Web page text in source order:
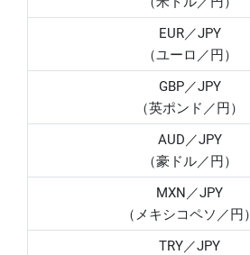
EUR／JPY
（ユーロ／円）
GBP／JPY
（英ポンド／円）
AUD／JPY
（豪ドル／円）
MXN／JPY
（メキシコペソ／円）
TRY／JPY